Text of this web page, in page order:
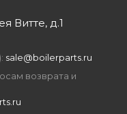
Витте, д.1
sale@boilerparts.ru
возврата и